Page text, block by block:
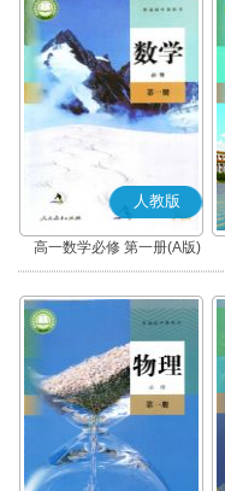
人教版
高一数学必修 第一册(A版)